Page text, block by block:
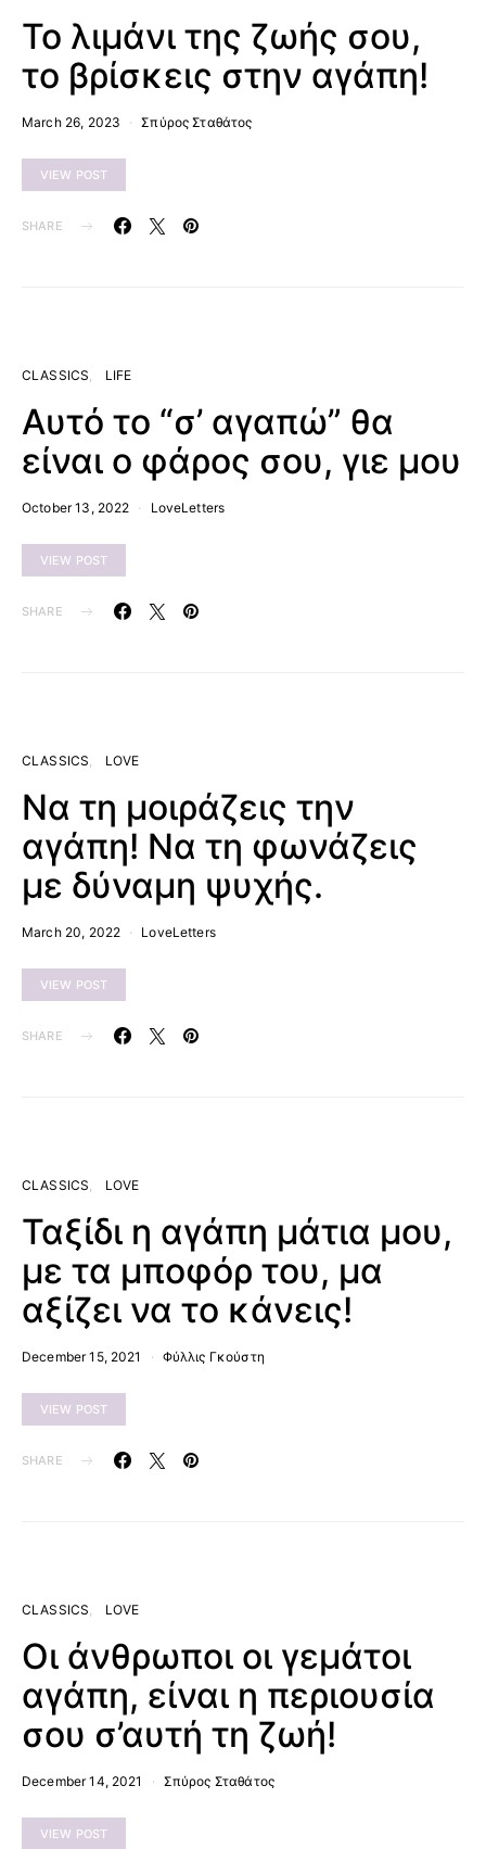
Το λιμάνι της ζωής σου,
το βρίσκεις στην αγάπη!
March 26, 2023 Σπύρος Σταθάτος
VIEW POST
SHARE
CLASSICS LIFE
Αυτό το “σ’ αγαπώ” θα
είναι ο φάρος σου, γιε μου
October 13, 2022 LoveLetters
VIEW POST
SHARE
CLASSICS LOVE
Να τη μοιράζεις την
αγάπη! Να τη φωνάζεις
με δύναμη ψυχής.
March 20, 2022 LoveLetters
VIEW POST
SHARE
CLASSICS LOVE
Ταξίδι η αγάπη μάτια μου,
με τα μποφόρ του, μα
αξίζει να το κάνεις!
December 15, 2021 Φύλλις Γκούστη
VIEW POST
SHARE
CLASSICS LOVE
Οι άνθρωποι οι γεμάτοι
αγάπη, είναι η περιουσία
σου σ’αυτή τη ζωή!
December 14, 2021 Σπύρος Σταθάτος
VIEW POST